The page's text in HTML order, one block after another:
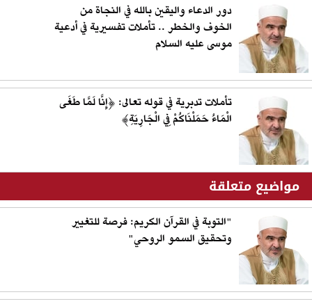
دور الدعاء واليقين بالله في النجاة من
الخوف والخطر .. تأملات تفسيرية في أدعية
موسى عليه السلام
تأملات تدبرية في قوله تعالى: ﴿إِنَّا لَمَّا طَغَى
الْمَاءُ حَمَلْنَاكُمْ فِي الْجَارِيَةِ﴾
مواضيع متعلقة
"التوبة في القرآن الكريم: فرصة للتغيير
وتحقيق السمو الروحي"